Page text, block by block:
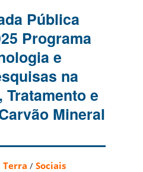
Pública
Programa
e
na
Tratamento e
Mineral
Terra /Sociais